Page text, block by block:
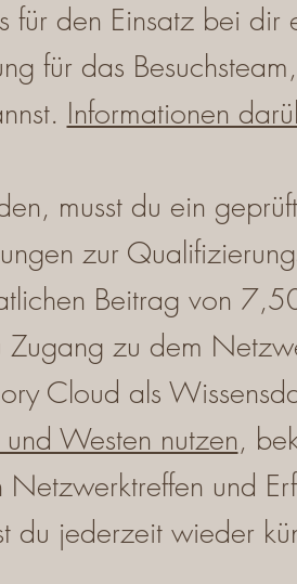
für den Einsatz bei
für das
Informationen
musst du ein
zur
Beitrag von
Zugang zu dem
Cloud als
Westen nutzen,
Netzwerktreffen und
du jederzeit wieder